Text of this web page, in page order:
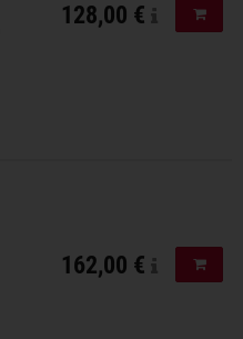
128,00 €
162,00 €